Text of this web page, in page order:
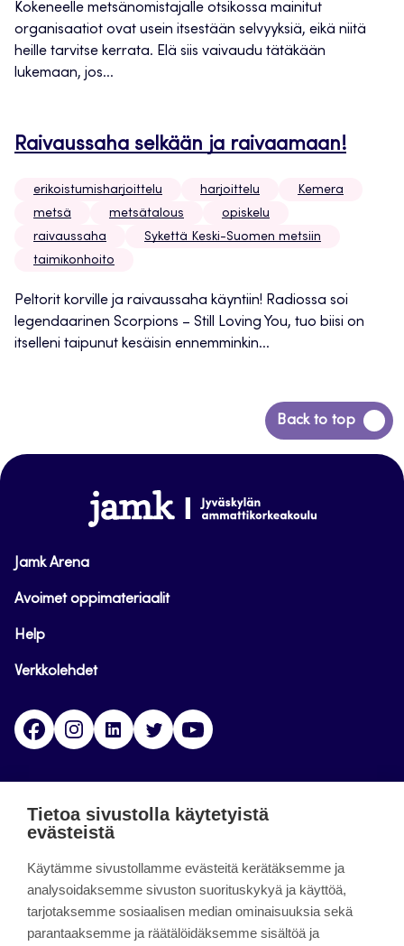
Kokeneelle metsänomistajalle otsikossa mainitut
organisaatiot ovat usein itsestään selvyyksiä, eikä niitä
heille tarvitse kerrata. Elä siis vaivaudu tätäkään
lukemaan, jos...
Raivaussaha selkään ja raivaamaan!
erikoistumisharjoittelu harjoittelu
Kemera
metsä
metsätalous
opiskelu
raivaussaha
Sykettä Keski-Suomen metsiin
taimikonhoito
Peltorit korville ja raivaussaha käyntiin! Radiossa soi
legendaarinen Scorpions – Still Loving You, tuo biisi on
itselleni taipunut kesäisin ennemminkin...
Back to top
Siirry
takaisin
www.jamk.fi
Jamk Arena
Avoimet oppimateriaalit
Help
Verkkolehdet
FacebookInstagramLinkedinTwitter
päättynyt 11.9.2023.
About the site
Tietoa sivustolla käytetyistä
evästeistä
Käytämme sivustollamme evästeitä kerätäksemme ja
analysoidaksemme sivuston suorituskykyä ja käyttöä,
tarjotaksemme sosiaalisen median ominaisuuksia sekä
parantaaksemme ja räätälöidäksemme sisältöä ja